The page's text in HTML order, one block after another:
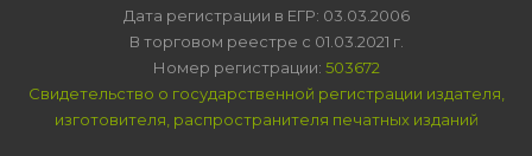
Дата регистрации в ЕГР: 03.03.2006
В торговом реестре с 01.03.2021 г.
Номер регистрации: 503672
Свидетельство о государственной регистрации издателя,
изготовителя, распространителя печатных изданий